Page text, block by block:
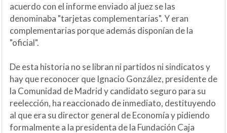
acuerdo con el informe enviado al juez se las
denominaba "tarjetas complementarias". Y eran
complementarias porque además disponían de la
"oficial".
De esta historia no se libran ni partidos ni sindicatos y
hay que reconocer que Ignacio González, presidente de
la Comunidad de Madrid y candidato seguro para su
reelección, ha reaccionado de inmediato, destituyendo
al que era su director general de Economía y pidiendo
formalmente a la presidenta de la Fundación Caja